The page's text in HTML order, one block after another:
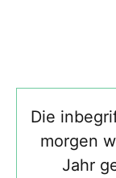
Die
morgen
Jahr